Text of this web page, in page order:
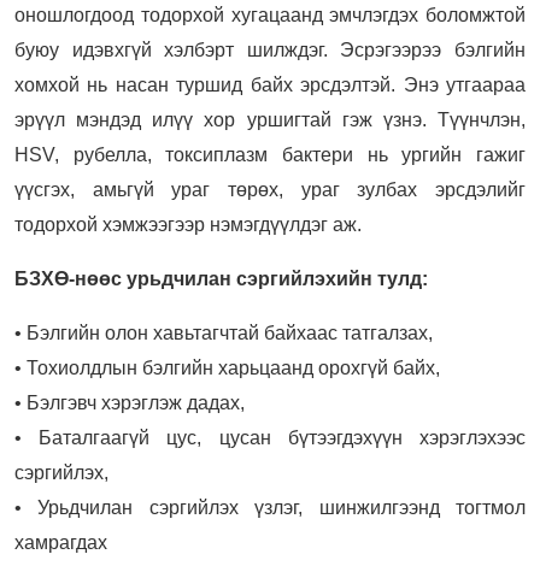
оношлогдоод тодорхой хугацаанд эмчлэгдэх боломжтой
буюу идэвхгүй хэлбэрт шилждэг. Эсрэгээрээ бэлгийн
хомхой нь насан туршид байх эрсдэлтэй. Энэ утгаараа
эрүүл мэндэд илүү хор уршигтай гэж үзнэ. Түүнчлэн,
HSV, рубелла, токсиплазм бактери нь ургийн гажиг
үүсгэх, амьгүй ураг төрөх, ураг зулбах эрсдэлийг
тодорхой хэмжээгээр нэмэгдүүлдэг аж.
БЗХӨ-нөөс урьдчилан сэргийлэхийн тулд:
• Бэлгийн олон хавьтагчтай байхаас татгалзах,
• Тохиолдлын бэлгийн харьцаанд орохгүй байх,
• Бэлгэвч хэрэглэж дадах,
• Баталгаагүй цус, цусан бүтээгдэхүүн хэрэглэхээс
сэргийлэх,
• Урьдчилан сэргийлэх үзлэг, шинжилгээнд тогтмол
хамрагдах